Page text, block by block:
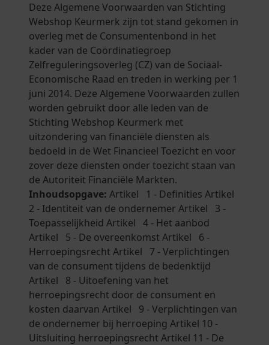
Deze Algemene Voorwaarden van Stichting
Webshop Keurmerk zijn tot stand gekomen in
overleg met de Consumentenbond in het
kader van de Coördinatiegroep
Zelfreguleringsoverleg (CZ) van de Sociaal-
Economische Raad en treden in werking per 1
juni 2014. Deze Algemene Voorwaarden zullen
worden gebruikt door alle leden van de
Stichting Webshop Keurmerk met
uitzondering van financiële diensten als
bedoeld in de Wet Financieel Toezicht en voor
zover deze diensten onder toezicht staan van
de Autoriteit Financiële Markten.
Inhoudsopgave: Artikel 1 - Definities Artikel
2 - Identiteit van de ondernemer Artikel 3 -
Toepasselijkheid Artikel 4 - Het aanbod
Artikel 5 - De overeenkomst Artikel 6 -
Herroepingsrecht Artikel 7 - Verplichtingen
van de consument tijdens de bedenktijd
Artikel 8 - Uitoefening van het
herroepingsrecht door de consument en
kosten daarvan Artikel 9 - Verplichtingen van
de ondernemer bij herroeping Artikel 10 -
Uitsluiting herroepingsrecht Artikel 11 - De